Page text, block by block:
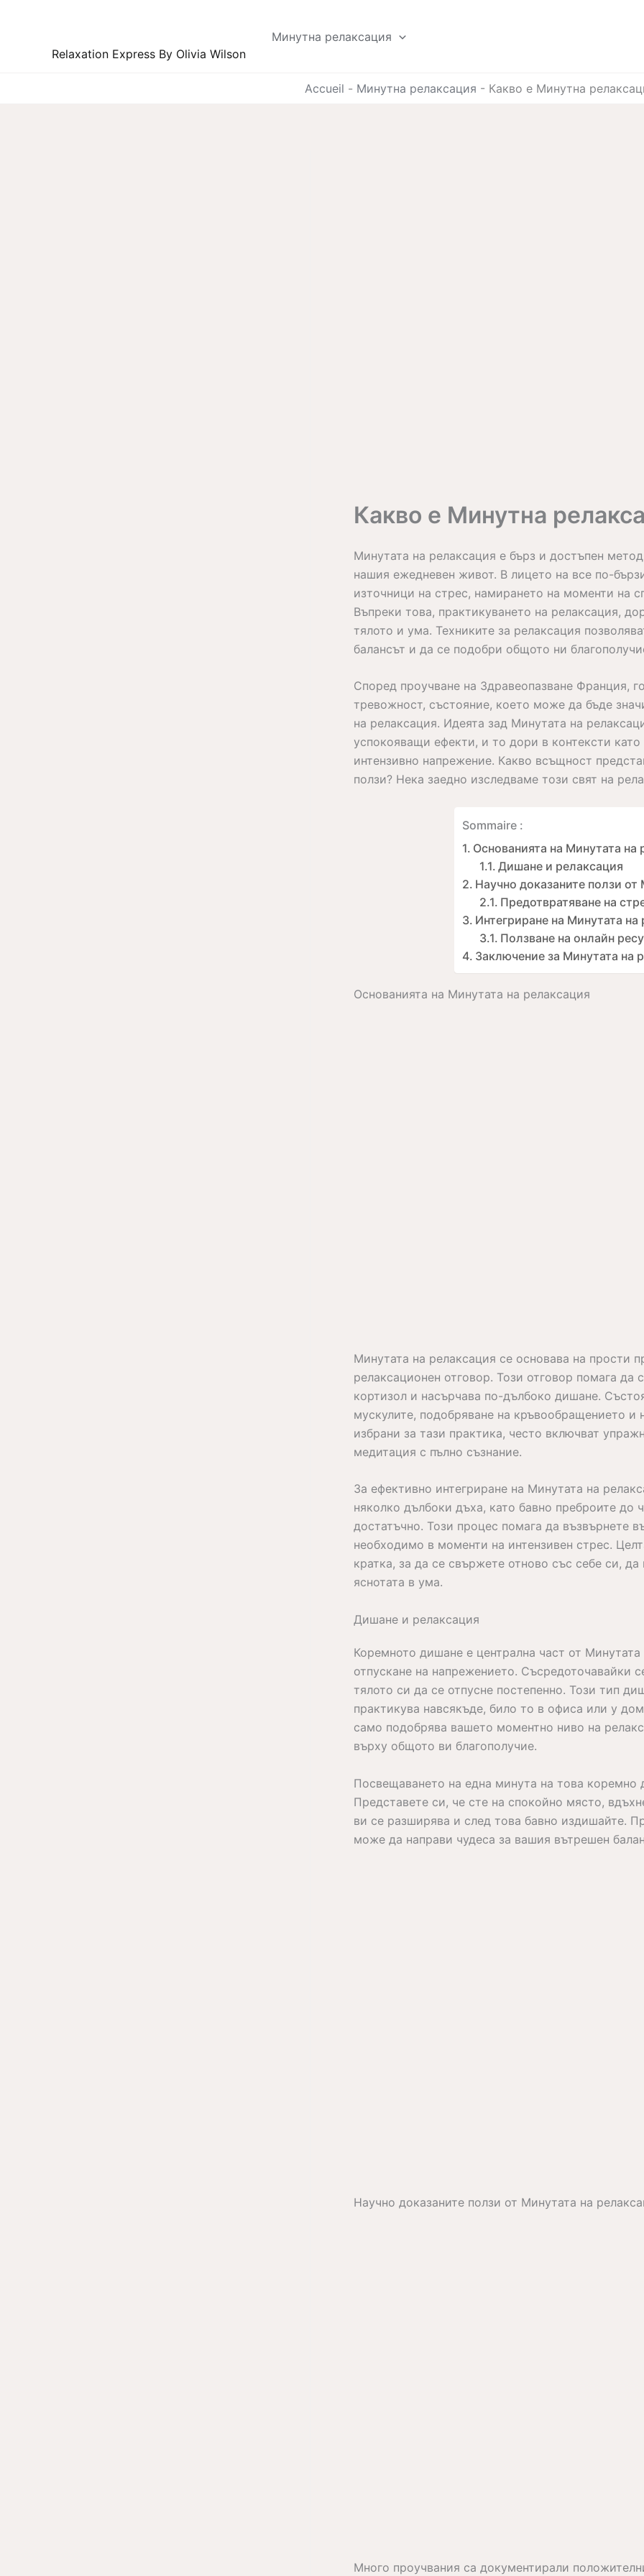
Relaxation Express By Olivia Wilson
Минутна релаксация
Accueil - Минутна релаксация - Какво е Минутна
Какво е Минутна
Минутата на релаксация е бърз и достъпен
нашия ежедневен живот. В лицето на все по-
източници на стрес, намирането на моменти на
Въпреки това, практикуването на релаксация,
тялото и ума. Техниките за релаксация
балансът и да се подобри общото ни
Според проучване на Здравеопазване Франция,
тревожност, състояние, което може да бъде
на релаксация. Идеята зад Минутата на
успокояващи ефекти, и то дори в контексти
интензивно напрежение. Какво всъщност
ползи? Нека заедно изследваме този свят на
Sommaire :
Основанията на Минутата на
Дишане и релаксация
Научно доказаните ползи
Предотвратяване на
Интегриране на Минутата
Ползване на онлайн
Заключение за Минутата на
Основанията на Минутата на релаксация
Минутата на релаксация се основава на прости
релаксационен отговор. Този отговор помага да
кортизол и насърчава по-дълбоко дишане.
мускулите, подобряване на кръвообращението и
избрани за тази практика, често включват
медитация с пълно съзнание.
За ефективно интегриране на Минутата на
няколко дълбоки дъха, като бавно преброите
достатъчно. Този процес помага да възвърнете
необходимо в моменти на интензивен стрес.
кратка, за да се свържете отново със себе си,
яснотата в ума.
Дишане и релаксация
Коремното дишане е централна част от
отпускане на напрежението. Съсредоточавайки
тялото си да се отпусне постепенно. Този тип
практикува навсякъде, било то в офиса или у
само подобрява вашето моментно ниво на
върху общото ви благополучие.
Посвещаването на една минута на това
Представете си, че сте на спокойно място,
ви се разширява и след това бавно издишайте.
може да направи чудеса за вашия вътрешен
Научно доказаните ползи от Минутата на
Много проучвания са документирали